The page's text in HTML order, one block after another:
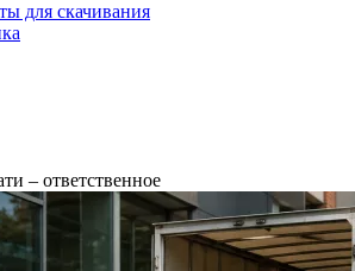
для скачивания
– ответственное